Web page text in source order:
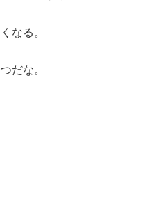
なる。
だな。